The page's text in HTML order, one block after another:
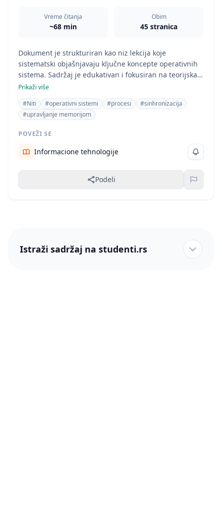
Vreme čitanja
~68 min
Obim
45 stranica
Dokument je strukturiran kao niz lekcija koje
sistematski objašnjavaju ključne koncepte operativnih
sistema. Sadržaj je edukativan i fokusiran na teorijska
objašnjenja, što je karakteristično za skriptu ili
udžbenik. Terminologija i dubina objašnjenja ukazuju
na akademski kontekst, specifično oblast računarstva.
Prikaži više
#Niti
#operativni sistemi #procesi
#sinhronizacija
#upravljanje memorijom
POVEŽI SE
Informacione tehnologije
Podeli
Istraži sadržaj na studenti.rs